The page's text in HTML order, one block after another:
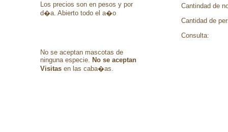
Los precios son en pesos y por
d�a. Abierto todo el a�o
No se aceptan mascotas de
ninguna especie. No se aceptan
Visitas en las caba�as.
Cantindad de
Cantidad de
Consulta: